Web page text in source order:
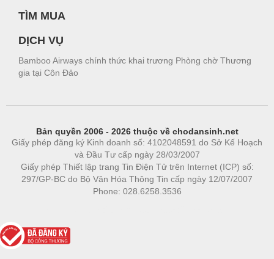
TÌM MUA
DỊCH VỤ
Bamboo Airways chính thức khai trương Phòng chờ Thương
gia tại Côn Đảo
Bản quyền 2006 - 2026 thuộc về chodansinh.net
Giấy phép đăng ký Kinh doanh số: 4102048591 do Sở Kế Hoạch
và Đầu Tư cấp ngày 28/03/2007
Giấy phép Thiết lập trang Tin Điện Tử trên Internet (ICP) số:
297/GP-BC do Bộ Văn Hóa Thông Tin cấp ngày 12/07/2007
Phone: 028.6258.3536